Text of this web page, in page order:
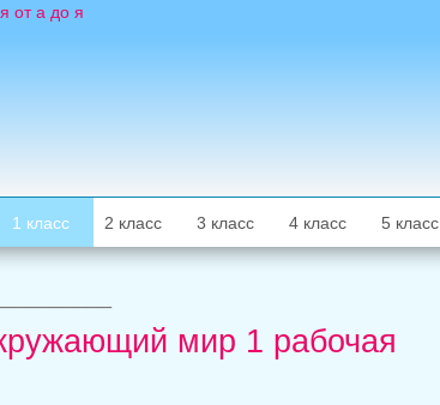
1 класс 2 класс 3 класс 4 класс 5 класс
мир 1 рабочая